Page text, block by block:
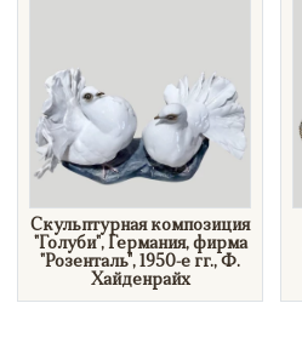
Скульптурная композиция
"Голуби", Германия, фирма
"Розенталь", 1950-е гг., Ф.
Хайденрайх